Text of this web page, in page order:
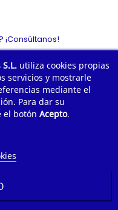
utiliza cookies propias
servicios y mostrarle
mediante el
Para dar su
el botón Acepto.